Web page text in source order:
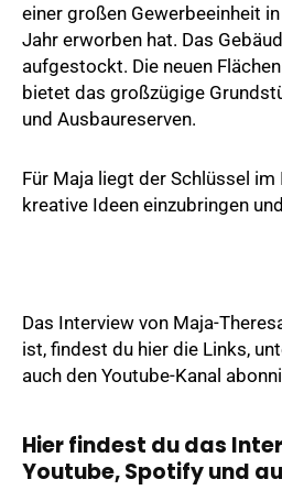
einer großen Gewerbeeinheit
Jahr erworben hat. Das
aufgestockt. Die neuen
bietet das großzügige
und Ausbaureserven.
Für Maja liegt der Schlüssel
kreative Ideen einzubringen
Das Interview von Maja-
ist, findest du hier die Links,
auch den Youtube-Kanal
Hier findest du das
Youtube, Spotify und